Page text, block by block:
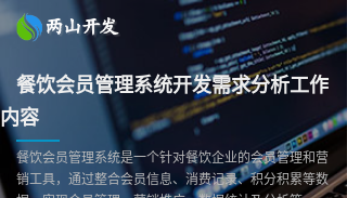
餐饮会员管理系统开发需求分析工作
内容
餐饮会员管理系统是一个针对餐饮企业的会员管理和营
销工具，通过整合会员信息、消费记录、积分积累等数